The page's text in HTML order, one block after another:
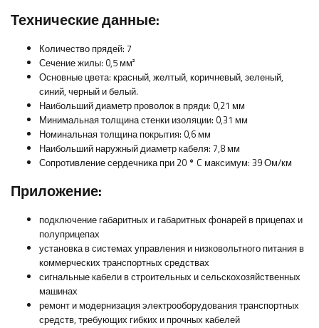
Технические данные:
Количество прядей: 7
Сечение жилы: 0,5 мм²
Основные цвета: красный, желтый, коричневый, зеленый,
синий, черный и белый.
Наибольший диаметр проволок в пряди: 0,21 мм
Минимальная толщина стенки изоляции: 0,31 мм
Номинальная толщина покрытия: 0,6 мм
Наибольший наружный диаметр кабеля: 7,8 мм
Сопротивление сердечника при 20 ° C максимум: 39 Ом/км
Приложение:
подключение габаритных и габаритных фонарей в прицепах и
полуприцепах
установка в системах управления и низковольтного питания в
коммерческих транспортных средствах
сигнальные кабели в строительных и сельскохозяйственных
машинах
ремонт и модернизация электрооборудования транспортных
средств, требующих гибких и прочных кабелей